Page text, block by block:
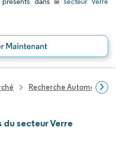
Recherche Automobile
secteur Verre